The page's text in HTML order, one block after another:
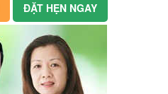
ĐẶT HẸN NGAY